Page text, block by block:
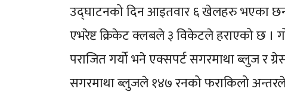
उद्घाटनको दिन आइतवार ६ खेलहरु भएका छन्
एभरेष्ट क्रिकेट क्लबले ३ विकेटले हराएको छ ।
पराजित गर्यो भने एक्सपर्ट सगरमाथा ब्लुज र
सगरमाथा ब्लुजले १४७ रनको फराकिलो